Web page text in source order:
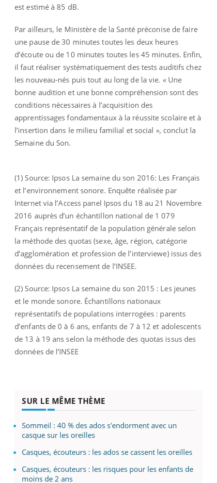
est estimé à 85 dB.
Par ailleurs, le Ministère de la Santé préconise de faire
une pause de 30 minutes toutes les deux heures
d’écoute ou de 10 minutes toutes les 45 minutes. Enfin,
il faut réaliser systématiquement des tests auditifs chez
les nouveau-nés puis tout au long de la vie. « Une
bonne audition et une bonne compréhension sont des
conditions nécessaires à l’acquisition des
apprentissages fondamentaux à la réussite scolaire et à
l’insertion dans le milieu familial et social », conclut la
Semaine du Son.
(1) Source: Ipsos La semaine du son 2016: Les Français
et l’environnement sonore. Enquête réalisée par
Internet via l’Access panel Ipsos du 18 au 21 Novembre
2016 auprès d’un échantillon national de 1 079
Français représentatif de la population générale selon
la méthode des quotas (sexe, âge, région, catégorie
d’agglomération et profession de l’interviewe) issus des
données du recensement de l’INSEE.
(2) Source: Ipsos La semaine du son 2015 : Les jeunes
et le monde sonore. Échantillons nationaux
représentatifs de populations interrogées : parents
d’enfants de 0 à 6 ans, enfants de 7 à 12 et adolescents
de 13 à 19 ans selon la méthode des quotas issus des
données de l’INSEE
SUR LE MÊME THÈME
Sommeil : 40 % des ados s'endorment avec un
casque sur les oreilles
Casques, écouteurs : les ados se cassent les oreilles
Casques, écouteurs : les risques pour les enfants de
moins de 2 ans